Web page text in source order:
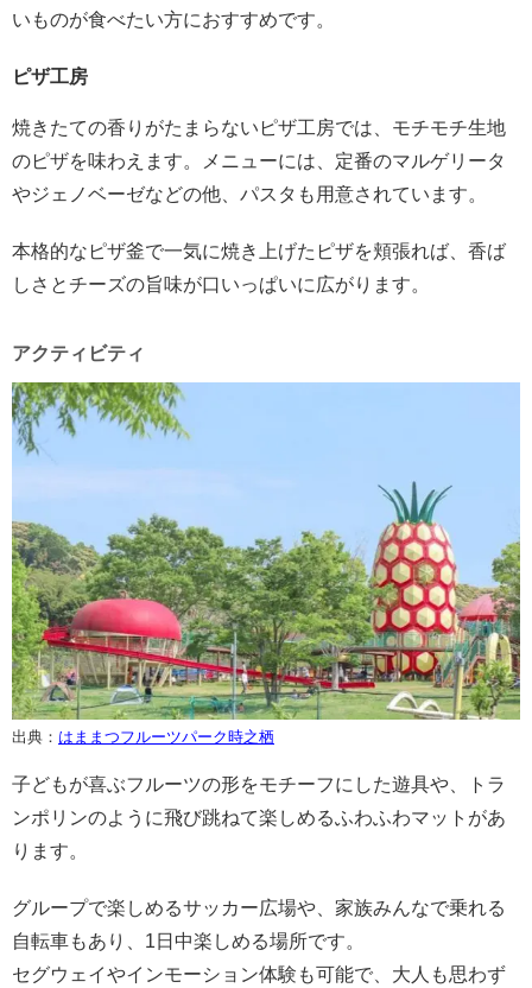
いものが食べたい方におすすめです。
ピザ工房
焼きたての香りがたまらないピザ工房では、モチモチ生地
のピザを味わえます。メニューには、定番のマルゲリータ
やジェノベーゼなどの他、パスタも用意されています。
本格的なピザ釜で一気に焼き上げたピザを頬張れば、香ば
しさとチーズの旨味が口いっぱいに広がります。
アクティビティ
出典： はままつフルーツパーク時之栖
子どもが喜ぶフルーツの形をモチーフにした遊具や、トラ
ンポリンのように飛び跳ねて楽しめるふわふわマットがあ
ります。
グループで楽しめるサッカー広場や、家族みんなで乗れる
自転車もあり、1日中楽しめる場所です。
セグウェイやインモーション体験も可能で、大人も思わず